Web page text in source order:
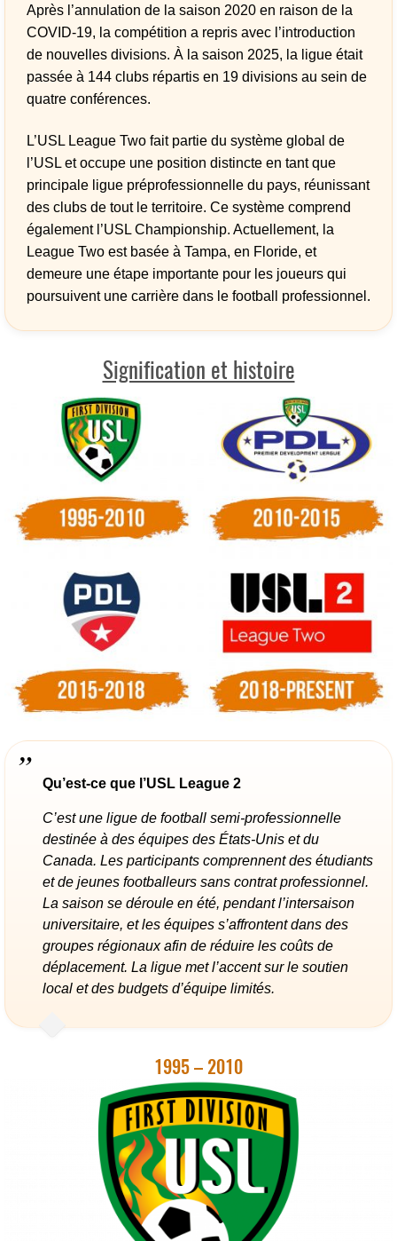
Après l’annulation de la saison 2020 en raison de la
COVID-19, la compétition a repris avec l’introduction
de nouvelles divisions. À la saison 2025, la ligue était
passée à 144 clubs répartis en 19 divisions au sein de
quatre conférences.
L’USL League Two fait partie du système global de
l’USL et occupe une position distincte en tant que
principale ligue préprofessionnelle du pays, réunissant
des clubs de tout le territoire. Ce système comprend
également l’USL Championship. Actuellement, la
League Two est basée à Tampa, en Floride, et
demeure une étape importante pour les joueurs qui
poursuivent une carrière dans le football professionnel.
Signification et histoire
Qu’est-ce que l’USL League 2
C’est une ligue de football semi-professionnelle
destinée à des équipes des États-Unis et du
Canada. Les participants comprennent des étudiants
et de jeunes footballeurs sans contrat professionnel.
La saison se déroule en été, pendant l’intersaison
universitaire, et les équipes s’affrontent dans des
groupes régionaux afin de réduire les coûts de
déplacement. La ligue met l’accent sur le soutien
local et des budgets d’équipe limités.
1995 – 2010